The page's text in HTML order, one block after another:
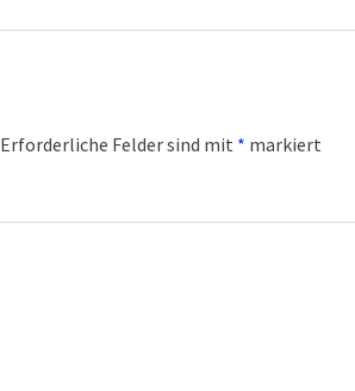
Erforderliche Felder sind mit * markiert